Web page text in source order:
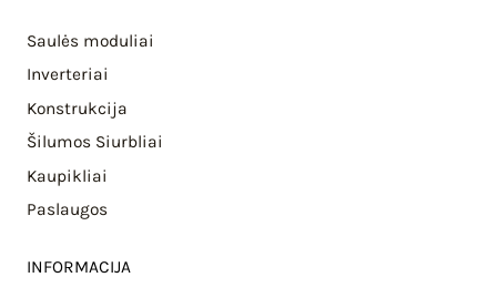
Saulės moduliai
Inverteriai
Konstrukcija
Šilumos Siurbliai
Kaupikliai
Paslaugos
INFORMACIJA